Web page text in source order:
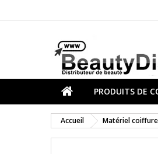
PRODUITS DE
Accueil Matériel coiffure